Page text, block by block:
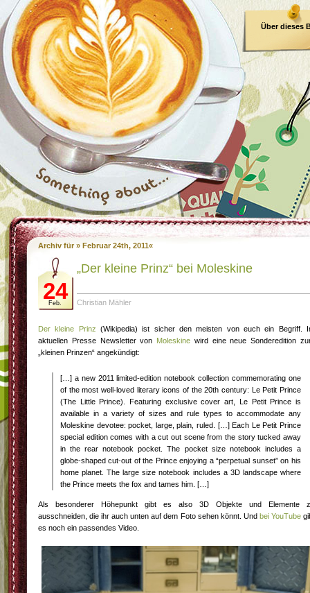
Über dieses
Archiv für » Februar 24th, 2011«
24
Feb.
„Der kleine Prinz“ bei Moleskine
Christian Mähler
Der kleine Prinz (Wikipedia) ist sicher den meisten von euch ein Begriff.
aktuellen Presse Newsletter von Moleskine wird eine neue Sonderedition
„kleinen Prinzen“ angekündigt:
[…] a new 2011 limited-edition notebook collection commemorating one
of the most well-loved literary icons of the 20th century: Le Petit Prince
(The Little Prince). Featuring exclusive cover art, Le Petit Prince is
available in a variety of sizes and rule types to accommodate any
Moleskine devotee: pocket, large, plain, ruled. […] Each Le Petit Prince
special edition comes with a cut out scene from the story tucked away
in the rear notebook pocket. The pocket size notebook includes a
globe-shaped cut-out of the Prince enjoying a “perpetual sunset” on his
home planet. The large size notebook includes a 3D landscape where
the Prince meets the fox and tames him. […]
Als besonderer Höhepunkt gibt es also 3D Objekte und Elemente
ausschneiden, die ihr auch unten auf dem Foto sehen könnt. Und bei YouTube
es noch ein passendes Video.